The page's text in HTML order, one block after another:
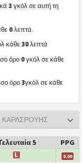
3 γκόλ σε αυτή τη
0 λεπτά.
κάθε30 λεπτά
όρο 0 γκόλ σε κάθε
όρο3γκόλ σε κάθε
ΚΑΡΛΣΡΟΎΗΣ
5 PPG
L 0.00